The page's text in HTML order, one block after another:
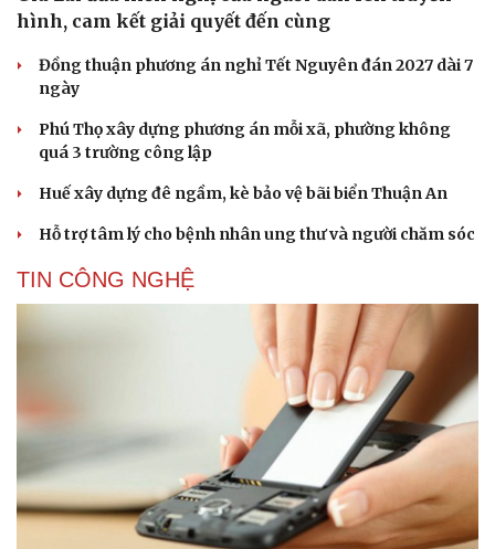
hình, cam kết giải quyết đến cùng
Đồng thuận phương án nghỉ Tết Nguyên đán 2027 dài 7
ngày
Phú Thọ xây dựng phương án mỗi xã, phường không
quá 3 trường công lập
Huế xây dựng đê ngầm, kè bảo vệ bãi biển Thuận An
Hỗ trợ tâm lý cho bệnh nhân ung thư và người chăm sóc
TIN CÔNG NGHỆ